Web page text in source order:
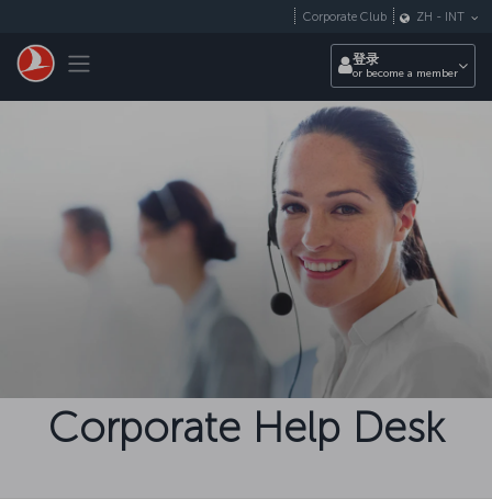
Toggle navigation
Corporate Club ZH - INT
登录
or become a member
Corporate Help Desk